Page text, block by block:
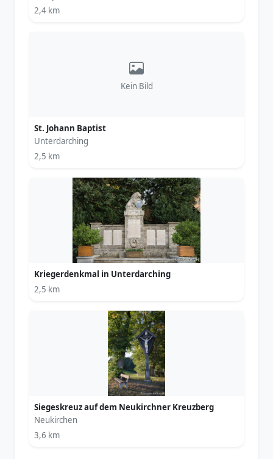
2,4 km
Kein Bild
St. Johann Baptist
Unterdarching
2,5 km
Kriegerdenkmal in Unterdarching
2,5 km
Siegeskreuz auf dem Neukirchner Kreuzberg
Neukirchen
3,6 km